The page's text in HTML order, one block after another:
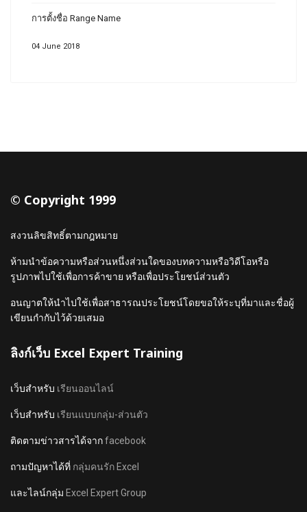
การตั้งชื่อ Range Name
04 June 2018
© Copyright 1999
สงวนลิขสิทธิ์ตามกฎหมาย
ห้ามนำข้อความหรือส่วนหนึ่งส่วนใดของบทความหรือวิดีโอหรือ
รูปภาพไปใช้เพื่อการค้าขาย หรือเพื่อประโยชน์ส่วนตัว
อนญาตให้นำไปใช้เพื่อสาธารณประโยชน์โดยขอให้ระบุที่มาและชื่อผู้
เขียนกำกับไว้ด้วยเสมอ
ลิงก์เว็บ Excel Expert Training
เว็บสำหรับ เรียนออนไลน์
เว็บสำหรับ เรียนแบบกลุ่ม-ส่วนตัว
ติดตามข่าวสารได้จากfacebook
ถามปัญหาได้ที่ กลุ่มคนรัก Excel
และไลน์กลุ่ม Excel Expert Group